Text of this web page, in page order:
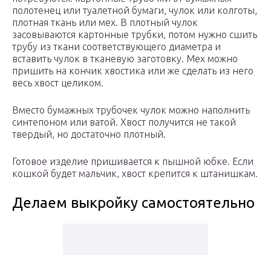
полотенец или туалетной бумаги, чулок или колготы,
плотная ткань или мех. В плотный чулок
засовываются картонные трубки, потом нужно сшить
трубу из ткани соответствующего диаметра и
вставить чулок в тканевую заготовку. Мех можно
пришить на кончик хвостика или же сделать из него
весь хвост целиком.
Вместо бумажных трубочек чулок можно наполнить
синтепоном или ватой. Хвост получится не такой
твердый, но достаточно плотный.
Готовое изделие пришивается к пышной юбке. Если
кошкой будет мальчик, хвост крепится к штанишкам.
Делаем выкройку самостоятельно